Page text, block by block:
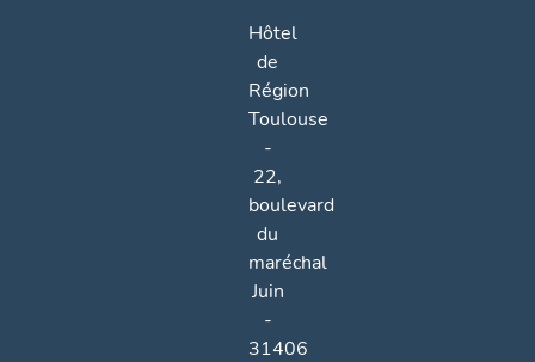
Hôtel
de
Région
Toulouse
-
22,
boulevard
du
maréchal
Juin
-
31406